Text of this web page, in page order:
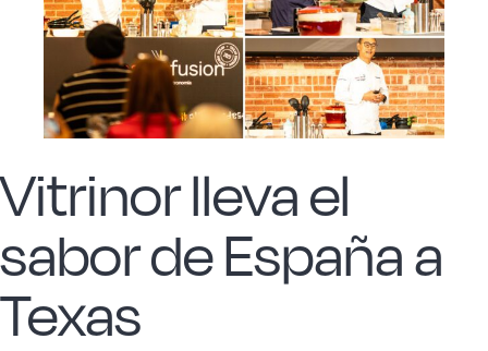
Acero forjado
Borosilicato
Más Menaje
Sostenibles
Vitrinor lleva el
sabor de España a
Texas